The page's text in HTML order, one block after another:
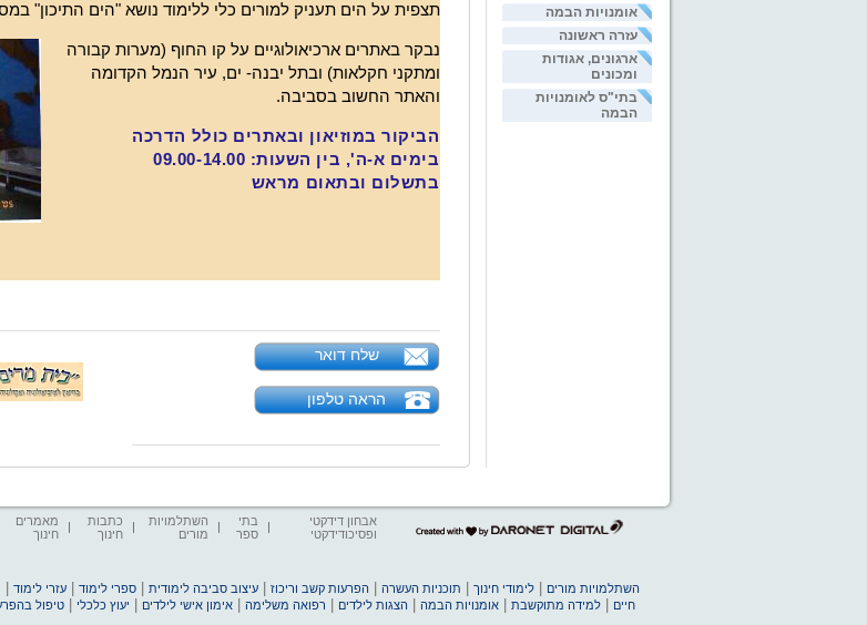
אומנויות הבמה
עזרה ראשונה
ארגונים, אגודות
ומכונים
בתי"ס לאומנויות
הבמה
תצפית על הים תעניק למורים כלי ללימוד נושא "הים התיכון"
נבקר באתרים ארכיאולוגיים על קו החוף (מערות קבורה
ומתקני חקלאות) ובתל יבנה- ים, עיר הנמל הקדומה
והאתר החשוב בסביבה.
הביקור במוזיאון ובאתרים כולל הדרכה
בימים א-ה', בין השעות: 09.00-14.00
בתשלום ובתאום מראש
שלח דואר
הראה טלפון
דרונט
אתרים,
בניית
אבחון דידקטי
ופסיכודידקטי
בתי
ספר
השתלמויות
מורים
כתבות
חינוך
מאמרים
חינוך
השתלמויות מורים |לימודי חינוך תוכניות העשרה הפרעות קשב וריכוז |עיצוב סביבה לימודית |ספרי לימוד |עזרי לימוד
חיים
|למידה מתוקשבת |אומנויות הבמה הצגות לילדים רפואה משלימה |אימון אישי לילדים יעוץ כלכלי |טיפול